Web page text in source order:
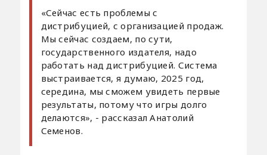
«Сейчас есть проблемы с
дистрибуцией, с организацией продаж.
Мы сейчас создаем, по сути,
государственного издателя, надо
работать над дистрибуцией. Система
выстраивается, я думаю, 2025 год,
середина, мы сможем увидеть первые
результаты, потому что игры долго
делаются», - рассказал Анатолий
Семенов.